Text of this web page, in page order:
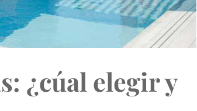
¿cúal elegir y